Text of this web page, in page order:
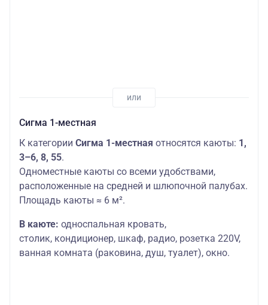
Сигма 1-местная
К категории Сигма 1-местная относятся каюты: 1,
3–6, 8, 55.
Одноместные каюты со всеми удобствами,
расположенные на средней и шлюпочной палубах.
Площадь каюты ≈ 6 м².
В каюте: односпальная кровать,
столик, кондиционер, шкаф, радио, розетка 220V,
ванная комната (раковина, душ, туалет), окно.